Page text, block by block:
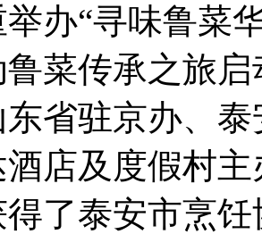
办“寻味鲁菜
菜传承之旅
省驻京办、
店及度假村
得了泰安市烹